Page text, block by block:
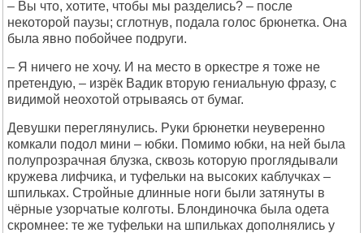
– Вы что, хотите, чтобы мы разделись? – после
некоторой паузы; сглотнув, подала голос брюнетка. Она
была явно побойчее подруги.
– Я ничего не хочу. И на место в оркестре я тоже не
претендую, – изрёк Вадик вторую гениальную фразу, с
видимой неохотой отрываясь от бумаг.
Девушки переглянулись. Руки брюнетки неуверенно
комкали подол мини – юбки. Помимо юбки, на ней была
полупрозрачная блузка, сквозь которую проглядывали
кружева лифчика, и туфельки на высоких каблучках –
шпильках. Стройные длинные ноги были затянуты в
чёрные узорчатые колготы. Блондиночка была одета
скромнее: те же туфельки на шпильках дополнялись у